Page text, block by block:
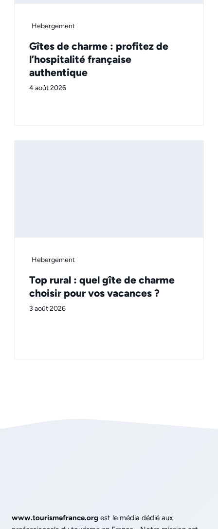
Hebergement
Gîtes de charme : profitez de
l’hospitalité française
authentique
4 août 2026
Hebergement
Top rural : quel gîte de charme
choisir pour vos vacances ?
3 août 2026
www.tourismefrance.org est le média dédié aux